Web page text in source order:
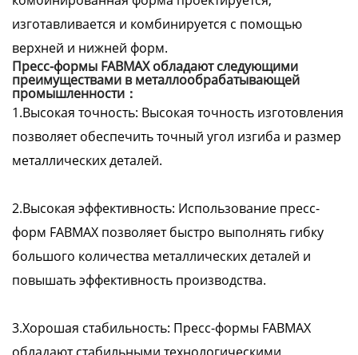
изготавливается и комбинируется с помощью
верхней и нижней форм.
Пресс-формы FABMAX обладают следующими
преимуществами в металлообрабатывающей
промышленности：
1.Высокая точность: Высокая точность изготовления
позволяет обеспечить точный угол изгиба и размер
металлических деталей.
2.Высокая эффективность: Использование пресс-
форм FABMAX позволяет быстро выполнять гибку
большого количества металлических деталей и
повышать эффективность производства.
3.Хорошая стабильность: Пресс-формы FABMAX